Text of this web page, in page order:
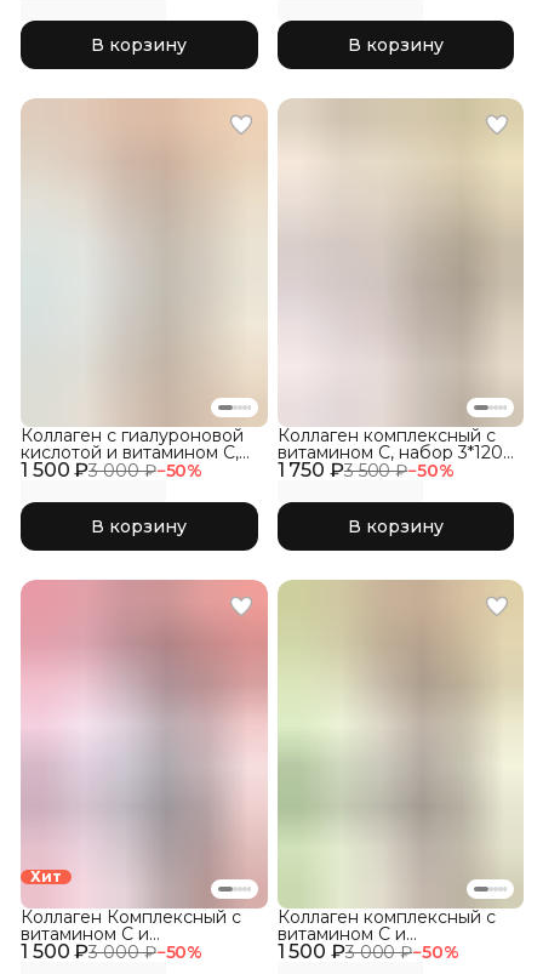
В корзину
В корзину
1 500 ₽3 000 ₽−50%
Коллаген с гиалуроновой
кислотой и витамином С,
Без ароматизаторов, 300г
В корзину
1 750 ₽3 500 ₽−50%
Коллаген комплексный с
витамином C, набор 3*120
капсул
В корзину
Хит
1 500 ₽3 000 ₽−50%
Коллаген Комплексный с
витамином C и
гиалуроновой кислотой, 1 500 ₽3 000 ₽−50%
Коллаген комплексный с
витамином C и
гиалуроновой кислотой,